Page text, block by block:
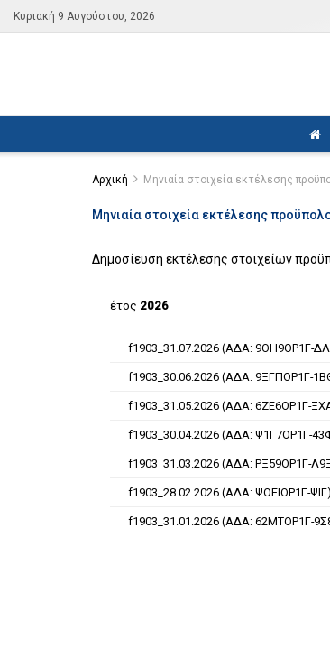
Κυριακή 9 Αυγούστου, 2026
Αρχική Μηνιαία στοιχεία εκτέλεσης
Μηνιαία στοιχεία εκτέλεσης
Δημοσίευση εκτέλεσης στοιχείων
έτος 2026
f1903_31.07.2026 (ΑΔΑ: 9ΘΗ9ΟΡ1Γ-
f1903_30.06.2026 (ΑΔΑ: 9ΞΓΠΟΡ1Γ-
f1903_31.05.2026 (ΑΔΑ: 6ΖΕ6ΟΡ1Γ-
f1903_30.04.2026 (ΑΔΑ: Ψ1Γ7ΟΡ1Γ-
f1903_31.03.2026 (ΑΔΑ: ΡΞ59ΟΡ1Γ-
f1903_28.02.2026 (ΑΔΑ: ΨΟΕΙΟΡ1Γ-ΨΙΓ)
f1903_31.01.2026 (ΑΔΑ: 62ΜΤΟΡ1Γ-